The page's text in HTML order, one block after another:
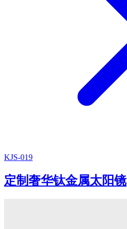
KJS-019
定制奢华钛金属太阳镜